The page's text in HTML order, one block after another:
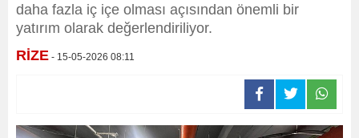
daha fazla iç içe olması açısından önemli bir
yatırım olarak değerlendiriliyor.
RİZE - 15-05-2026 08:11